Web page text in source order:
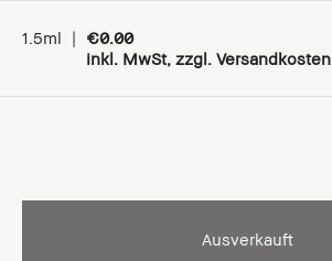
1.5ml |
€0.00
inkl. MwSt, zzgl. Versandkosten
Ausverkauft